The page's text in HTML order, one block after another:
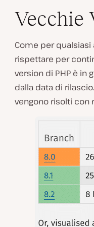
Vecchie
Come per
rispettare per
version di PHP è
dalla data di
vengono risolti con